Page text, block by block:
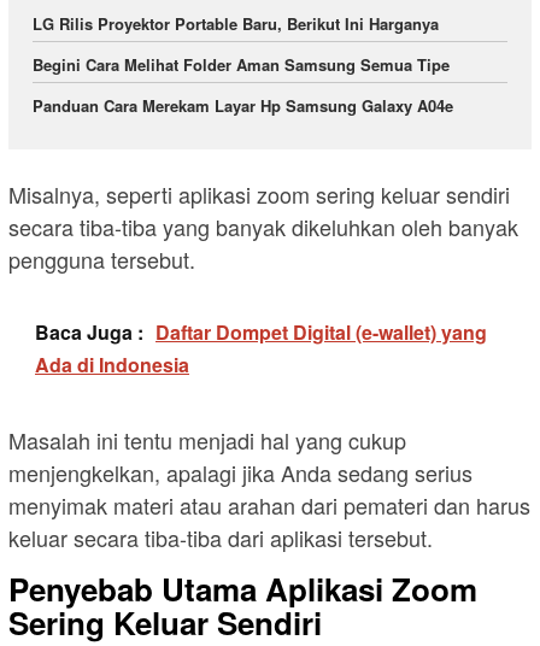
LG Rilis Proyektor Portable Baru, Berikut Ini Harganya
Begini Cara Melihat Folder Aman Samsung Semua Tipe
Panduan Cara Merekam Layar Hp Samsung Galaxy A04e
Misalnya, seperti aplikasi zoom sering keluar sendiri
secara tiba-tiba yang banyak dikeluhkan oleh banyak
pengguna tersebut.
Baca Juga : Daftar Dompet Digital (e-wallet) yang
Ada di Indonesia
Masalah ini tentu menjadi hal yang cukup
menjengkelkan, apalagi jika Anda sedang serius
menyimak materi atau arahan dari pemateri dan harus
keluar secara tiba-tiba dari aplikasi tersebut.
Penyebab Utama Aplikasi Zoom
Sering Keluar Sendiri